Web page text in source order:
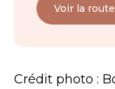
Voir la route
Crédit photo :